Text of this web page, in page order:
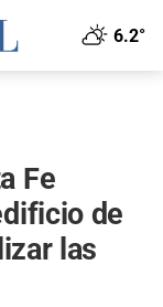
6.2°
Fe
de
las